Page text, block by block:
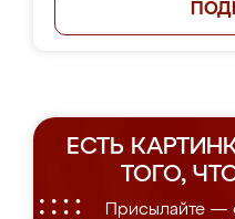
ЕСТЬ
ТОГО,
Присылайте —